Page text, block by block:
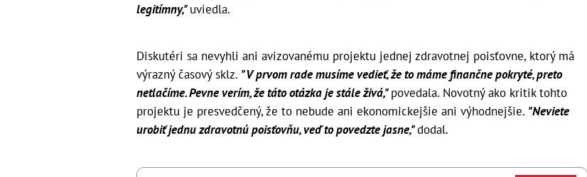
legitímny,"uviedla.
Diskutéri sa nevyhli ani avizovanému projektu jednej zdravotnej poisťovne, ktorý má
výrazný časový sklz. "V prvom rade musíme vedieť, že to máme finančne pokryté, preto
netlačíme. Pevne verím, že táto otázka je stále živá,"povedala. Novotný ako kritik tohto
projektu je presvedčený, že to nebude ani ekonomickejšie ani výhodnejšie. "Neviete
urobiť jednu zdravotnú poisťovňu, veď to povedzte jasne,"dodal.